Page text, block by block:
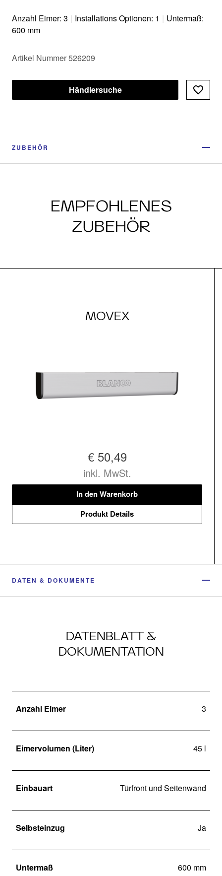
zu einer individuellen Lösung
Modernes Design mit hochwertigem Aluminium
und glatter Oberflächen
Anzahl Eimer: 3 | Installations Optionen: 1 | Untermaß:
600 mm
Artikel Nummer 526209
Händlersuche
ZUBEHÖR
EMPFOHLENES
ZUBEHÖR
MOVEX
€ 50,49
inkl. MwSt.
In den Warenkorb
Produkt Details
DATEN & DOKUMENTE
DATENBLATT &
DOKUMENTATION
Anzahl Eimer 3
Eimervolumen (Liter) 45 l
Einbauart Türfront und Seitenwand
Selbsteinzug Ja
Untermaß 600 mm